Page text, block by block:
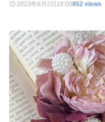
2023年6月2日 18:00852 views